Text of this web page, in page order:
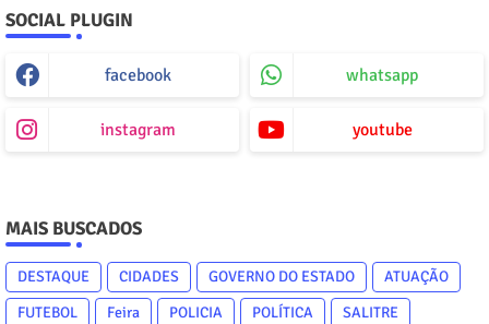
SOCIAL PLUGIN
facebook whatsapp
instagram youtube
MAIS BUSCADOS
DESTAQUE CIDADES GOVERNO DO ESTADO
ATUAÇÃO
FUTEBOL
Feira POLICIA POLÍTICA SALITRE